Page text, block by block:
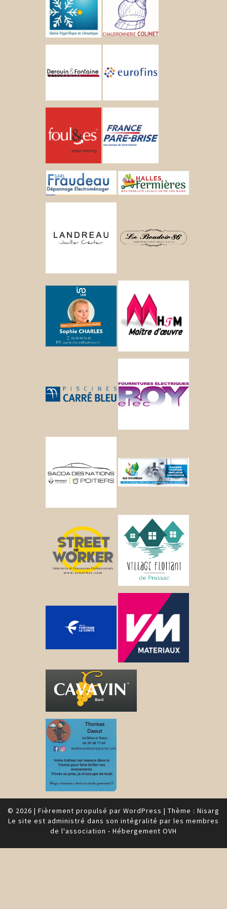
© 2026 | Fièrement propulsé par WordPress | Thème : Nisarg
Le site est administré dans son intégralité par les membres
de l'association - Hébergement OVH